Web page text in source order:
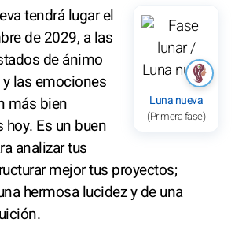
Luna nueva
(Primera fase)
tendrá lugar el
de 2029, a las
de ánimo
las emociones
más bien
Es un buen
analizar tus
mejor tus proyectos;
hermosa lucidez y de una